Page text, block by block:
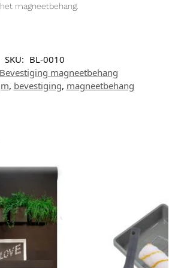
magneetbehang.
SKU: BL-0010
Bevestiging magneetbehang
, bevestiging, magneetbehang